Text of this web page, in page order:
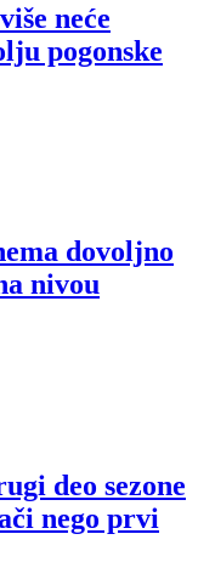
neće
pogonske
dovoljno
nivou
deo sezone
nego prvi